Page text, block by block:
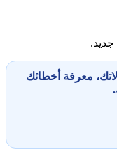
معرفة أخطائك